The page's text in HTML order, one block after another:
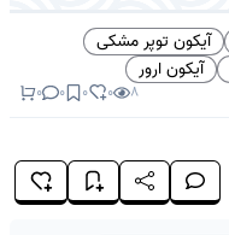
آیکون توپر مشکی
آیکون ارور
8
0
0
0
0